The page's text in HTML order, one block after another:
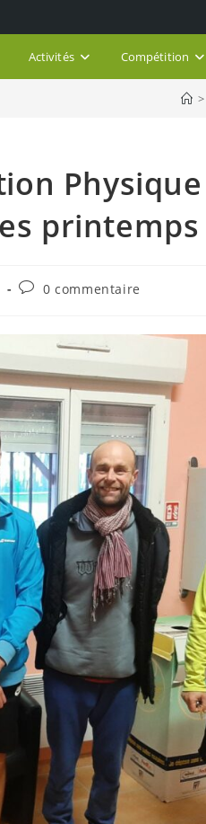
Activités Compétition
>
Physique
printemps
Commentaires
publication :
0 commentaire